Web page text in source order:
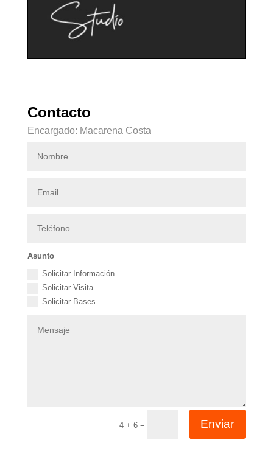
Contacto
Encargado: Macarena Costa
Asunto
Solicitar Información
Solicitar Visita
Solicitar Bases
4 + 6 = Enviar